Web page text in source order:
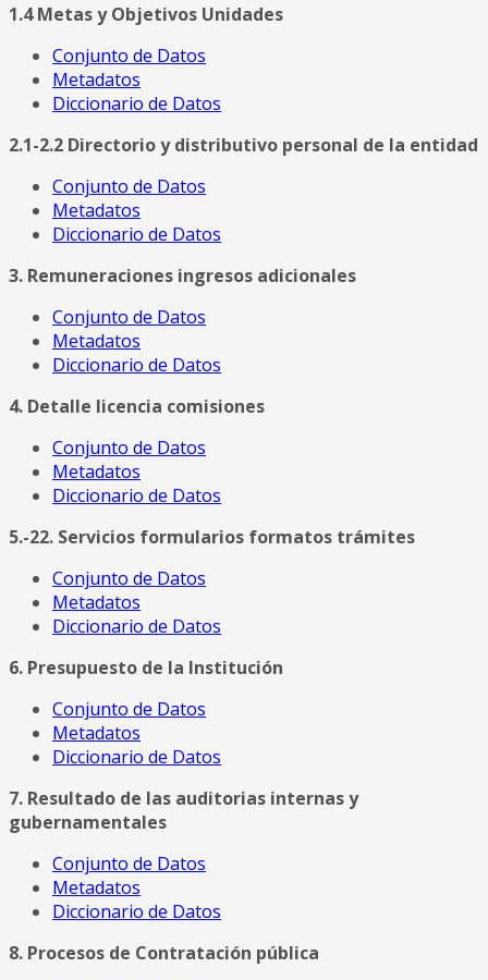
1.4 Metas y Objetivos Unidades
Conjunto de Datos
Metadatos
Diccionario de Datos
2.1-2.2 Directorio y distributivo personal de la entidad
Conjunto de Datos
Metadatos
Diccionario de Datos
3. Remuneraciones ingresos adicionales
Conjunto de Datos
Metadatos
Diccionario de Datos
4. Detalle licencia comisiones
Conjunto de Datos
Metadatos
Diccionario de Datos
5.-22. Servicios formularios formatos trámites
Conjunto de Datos
Metadatos
Diccionario de Datos
6. Presupuesto de la Institución
Conjunto de Datos
Metadatos
Diccionario de Datos
7. Resultado de las auditorias internas y
gubernamentales
Conjunto de Datos
Metadatos
Diccionario de Datos
8. Procesos de Contratación pública